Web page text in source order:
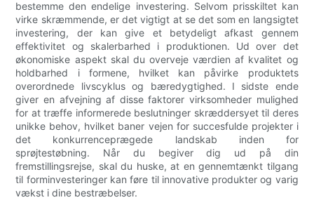
bestemme den endelige investering. Selvom prisskiltet kan
virke skræmmende, er det vigtigt at se det som en langsigtet
investering, der kan give et betydeligt afkast gennem
effektivitet og skalerbarhed i produktionen. Ud over det
økonomiske aspekt skal du overveje værdien af ​​kvalitet og
holdbarhed i formene, hvilket kan påvirke produktets
overordnede livscyklus og bæredygtighed. I sidste ende
giver en afvejning af disse faktorer virksomheder mulighed
for at træffe informerede beslutninger skræddersyet til deres
unikke behov, hvilket baner vejen for succesfulde projekter i
det konkurrenceprægede landskab inden for
sprøjtestøbning. Når du begiver dig ud på din
fremstillingsrejse, skal du huske, at en gennemtænkt tilgang
til forminvesteringer kan føre til innovative produkter og varig
vækst i dine bestræbelser.